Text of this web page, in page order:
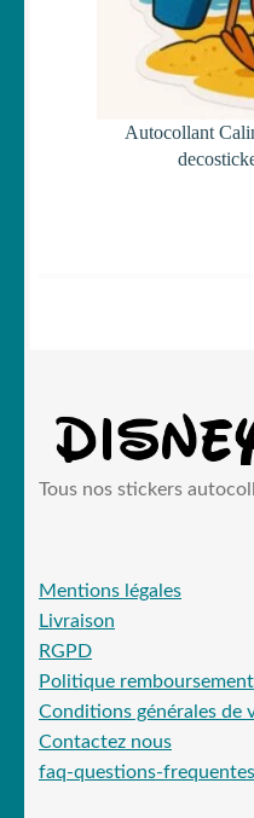
Autocollant
Tous nos stickers
Mentions légales
Livraison
RGPD
Politique remboursement
Conditions générales de
Contactez nous
faq-questions-frequentes